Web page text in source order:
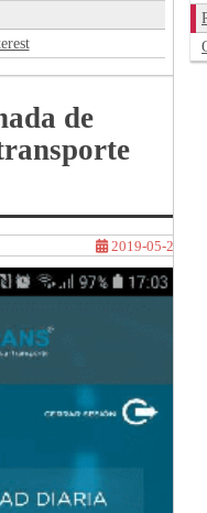
de
2019-05-20